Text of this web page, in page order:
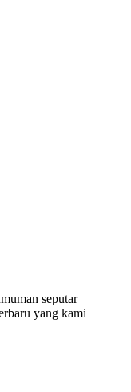
seputar
yang kami